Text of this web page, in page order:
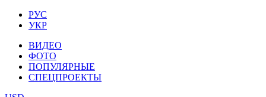
РУС
УКР
ВИДЕО
ФОТО
ПОПУЛЯРНЫЕ
СПЕЦПРОЕКТЫ